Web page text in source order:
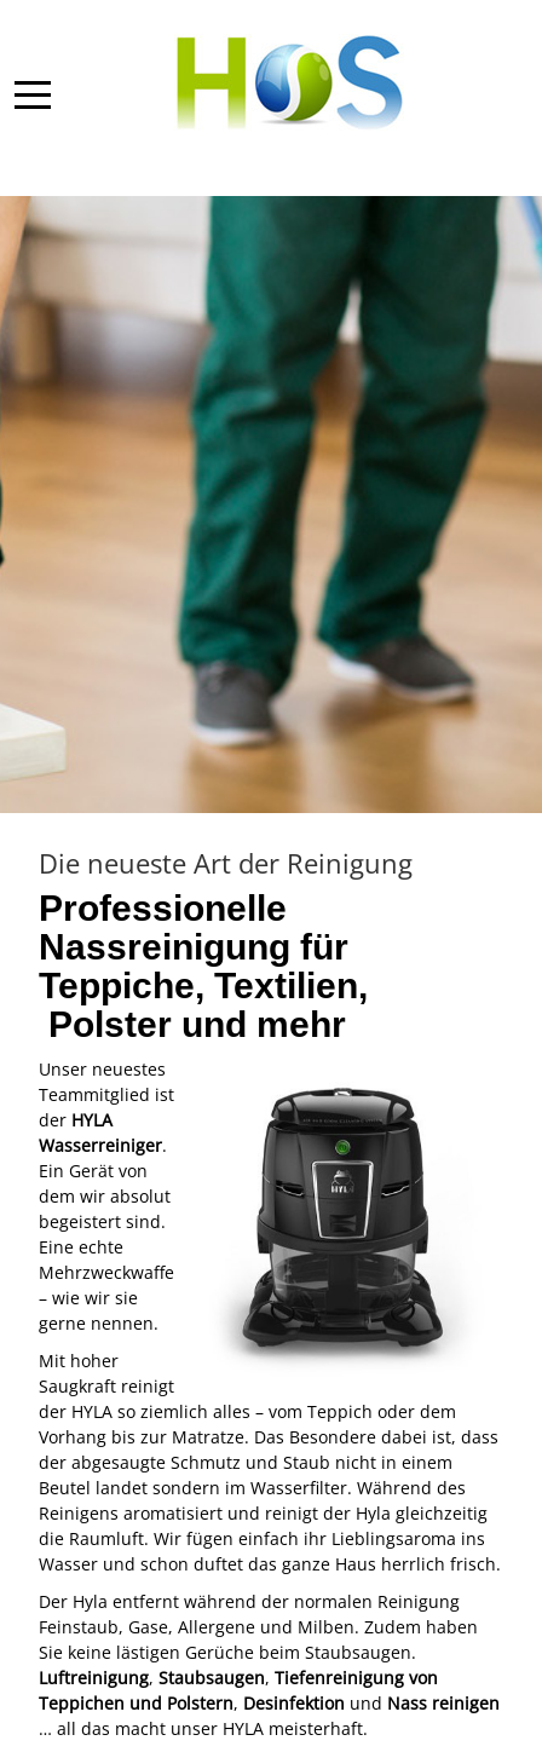
Die neueste Art der Reinigung
Professionelle
Nassreinigung für
Teppiche, Textilien,
Polster und mehr
Unser neuestes
Teammitglied ist
der HYLA
Wasserreiniger.
Ein Gerät von
dem wir absolut
begeistert sind.
Eine echte
Mehrzweckwaffe
– wie wir sie
gerne nennen.
Mit hoher
Saugkraft reinigt
der HYLA so ziemlich alles – vom Teppich oder dem
Vorhang bis zur Matratze. Das Besondere dabei ist, dass
der abgesaugte Schmutz und Staub nicht in einem
Beutel landet sondern im Wasserfilter. Während des
Reinigens aromatisiert und reinigt der Hyla gleichzeitig
die Raumluft. Wir fügen einfach ihr Lieblingsaroma ins
Wasser und schon duftet das ganze Haus herrlich frisch.
Der Hyla entfernt während der normalen Reinigung
Feinstaub, Gase, Allergene und Milben. Zudem haben
Sie keine lästigen Gerüche beim Staubsaugen.
Luftreinigung, Staubsaugen, Tiefenreinigung von
Teppichen und Polstern, Desinfektion und Nass reinigen
… all das macht unser HYLA meisterhaft.